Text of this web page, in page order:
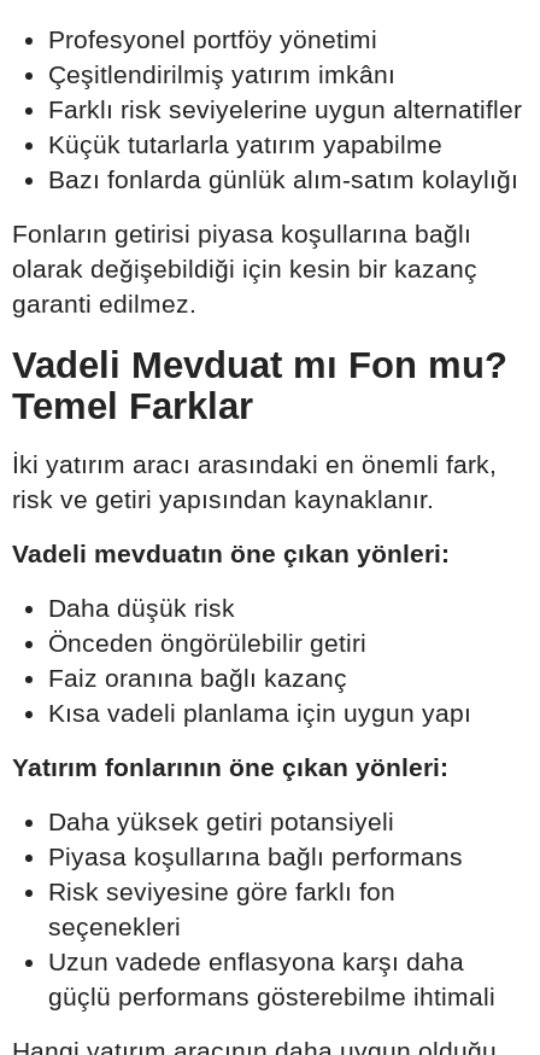
Profesyonel portföy yönetimi
Çeşitlendirilmiş yatırım imkânı
Farklı risk seviyelerine uygun alternatifler
Küçük tutarlarla yatırım yapabilme
Bazı fonlarda günlük alım-satım kolaylığı
Fonların getirisi piyasa koşullarına bağlı
olarak değişebildiği için kesin bir kazanç
garanti edilmez.
Vadeli Mevduat mı Fon mu?
Temel Farklar
İki yatırım aracı arasındaki en önemli fark,
risk ve getiri yapısından kaynaklanır.
Vadeli mevduatın öne çıkan yönleri:
Daha düşük risk
Önceden öngörülebilir getiri
Faiz oranına bağlı kazanç
Kısa vadeli planlama için uygun yapı
Yatırım fonlarının öne çıkan yönleri:
Daha yüksek getiri potansiyeli
Piyasa koşullarına bağlı performans
Risk seviyesine göre farklı fon
seçenekleri
Uzun vadede enflasyona karşı daha
güçlü performans gösterebilme ihtimali